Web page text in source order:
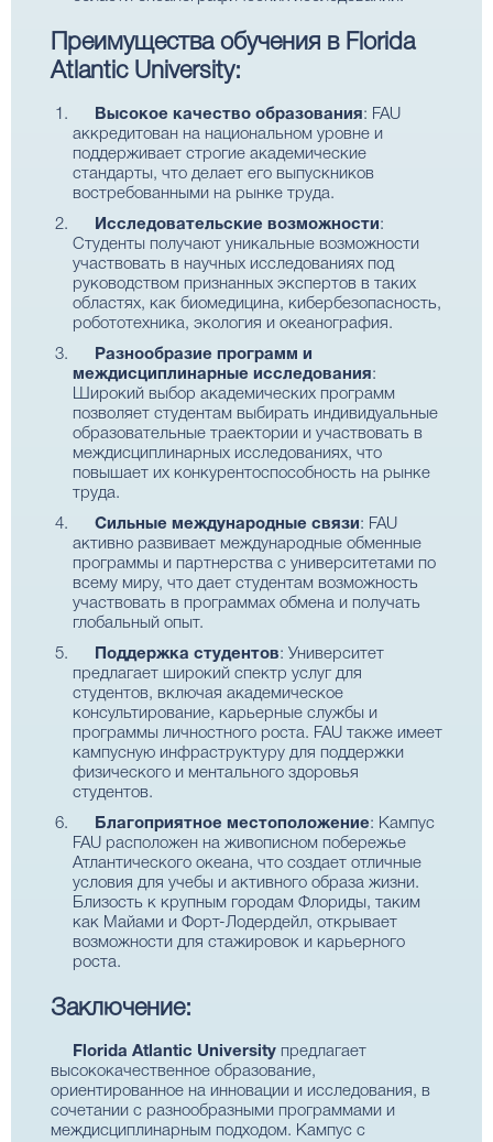
Преимущества обучения в Florida
Atlantic University:
Высокое качество образования: FAU
аккредитован на национальном уровне и
поддерживает строгие академические
стандарты, что делает его выпускников
востребованными на рынке труда.
Исследовательские возможности:
Студенты получают уникальные возможности
участвовать в научных исследованиях под
руководством признанных экспертов в таких
областях, как биомедицина, кибербезопасность,
робототехника, экология и океанография.
Разнообразие программ и
междисциплинарные исследования:
Широкий выбор академических программ
позволяет студентам выбирать индивидуальные
образовательные траектории и участвовать в
междисциплинарных исследованиях, что
повышает их конкурентоспособность на рынке
труда.
Сильные международные связи: FAU
активно развивает международные обменные
программы и партнерства с университетами по
всему миру, что дает студентам возможность
участвовать в программах обмена и получать
глобальный опыт.
Поддержка студентов: Университет
предлагает широкий спектр услуг для
студентов, включая академическое
консультирование, карьерные службы и
программы личностного роста. FAU также имеет
кампусную инфраструктуру для поддержки
физического и ментального здоровья
студентов.
Благоприятное местоположение: Кампус
FAU расположен на живописном побережье
Атлантического океана, что создает отличные
условия для учебы и активного образа жизни.
Близость к крупным городам Флориды, таким
как Майами и Форт-Лодердейл, открывает
возможности для стажировок и карьерного
роста.
Заключение:
Florida Atlantic University предлагает
высококачественное образование,
ориентированное на инновации и исследования, в
сочетании с разнообразными программами и
междисциплинарным подходом. Кампус с